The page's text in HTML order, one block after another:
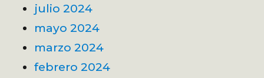
julio 2024
mayo 2024
marzo 2024
febrero 2024